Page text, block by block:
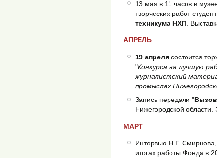
13 мая в 11 часов в
творческих работ
техникума НХП .
АПРЕЛЬ
19 апреля состоится
"Конкурса на лучшую
журналистский
промыслах
Запись передачи "
Нижегородской
МАРТ
Интервью Н.Г.
итогах работы Фонда в